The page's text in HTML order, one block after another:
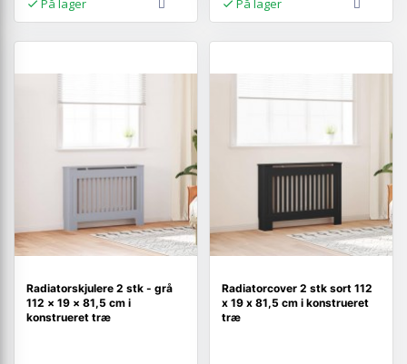
På lager På lager
Radiatorskjulere 2 stk - grå
112 × 19 × 81,5 cm i
konstrueret træ
Radiatorcover 2 stk sort 112
x 19 x 81,5 cm i konstrueret
træ